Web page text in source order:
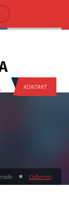
KONTAKT
Odbornici